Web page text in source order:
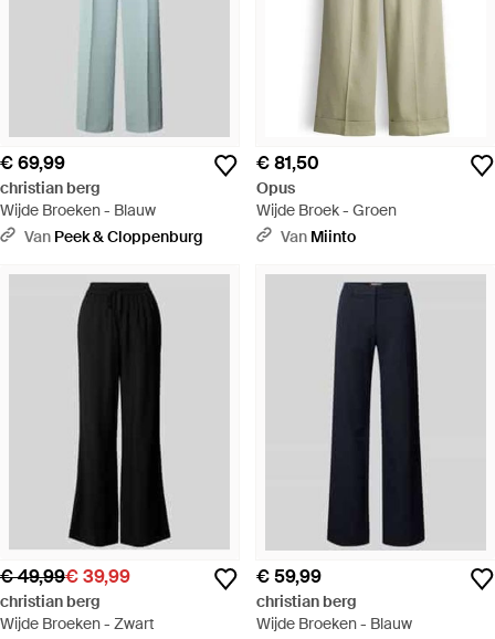
€ 69,99
christian berg
Wijde Broeken - Blauw
Van Peek & Cloppenburg
€ 81,50
Opus
Wijde Broek - Groen
Van Miinto
€ 49,99€ 39,99
christian berg
Wijde Broeken - Zwart
€ 59,99
christian berg
Wijde Broeken - Blauw